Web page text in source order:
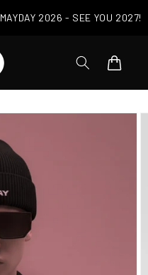
2026 - SEE YOU 2027!
Cart